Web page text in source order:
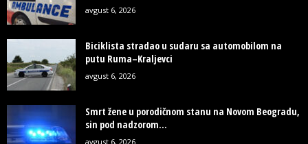
avgust 6, 2026
Biciklista stradao u sudaru sa automobilom na
putu Ruma–Kraljevci
avgust 6, 2026
Smrt žene u porodičnom stanu na Novom Beogradu,
sin pod nadzorom...
avgust 6, 2026